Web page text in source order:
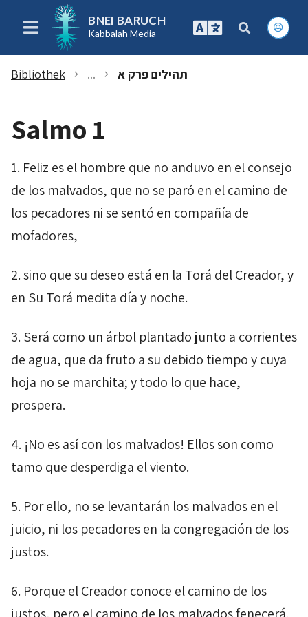
BNEI BARUCH
Kabbalah Media
Bibliothek chevron_right ... chevron_right תהילים פרק א
Salmo 1
1. Feliz es el hombre que no anduvo en el consejo
de los malvados, que no se paró en el camino de
los pecadores ni se sentó en compañía de
mofadores,
2. sino que su deseo está en la Torá del Creador, y
en Su Torá medita día y noche.
3. Será como un árbol plantado junto a corrientes
de agua, que da fruto a su debido tiempo y cuya
hoja no se marchita; y todo lo que hace,
prospera.
4. ¡No es así con los malvados! Ellos son como
tamo que desperdiga el viento.
5. Por ello, no se levantarán los malvados en el
juicio, ni los pecadores en la congregación de los
justos.
6. Porque el Creador conoce el camino de los